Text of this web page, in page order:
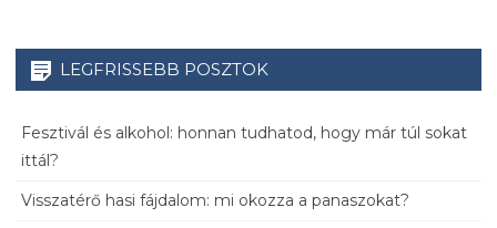
LEGFRISSEBB POSZTOK
Fesztivál és alkohol: honnan tudhatod, hogy már túl sokat
ittál?
Visszatérő hasi fájdalom: mi okozza a panaszokat?